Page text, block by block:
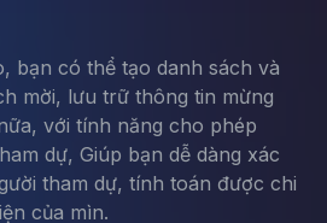
bạn có thể tạo danh sách và
mời, lưu trữ thông tin mừng
với tính năng cho phép
dự, Giúp bạn dễ dàng xác
tham dự, tính toán được chi
của mìn.